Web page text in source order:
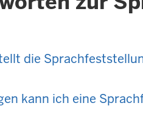
die
kann ich eine